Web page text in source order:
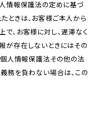
人情報保護法の定めに基づ
ときは、お客様ご本人から
、お客様に対し、遅滞なく
が存在しないときにはその
個人情報保護法その他の法
務を負わない場合は、この